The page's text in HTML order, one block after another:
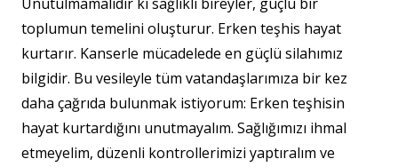
toplumun temelini oluşturur. Erken teşhis hayat
kurtarır. Kanserle mücadelede en güçlü silahımız
bilgidir. Bu vesileyle tüm vatandaşlarımıza bir kez
daha çağrıda bulunmak istiyorum: Erken teşhisin
hayat kurtardığını unutmayalım. Sağlığımızı ihmal
etmeyelim, düzenli kontrollerimizi yaptıralım ve